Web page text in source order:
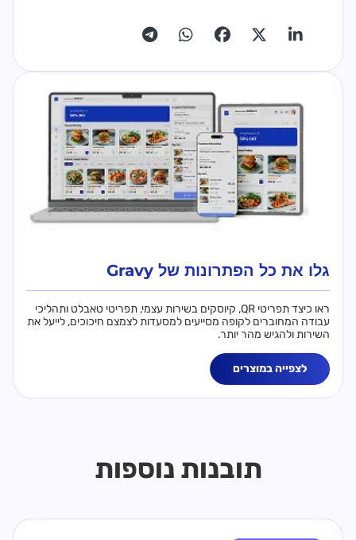
גלו את כל הפתרונות של Gravy
ראו כיצד תפריטי QR, קיוסקים בשירות עצמי, תפריטי טאבלט ותהליכי
עבודה המחוברים לקופה מסייעים למסעדות לצמצם חיכוכים, לייעל את
השירות ולהגיש מהר יותר.
לצפייה במוצרים
תובנות נוספות